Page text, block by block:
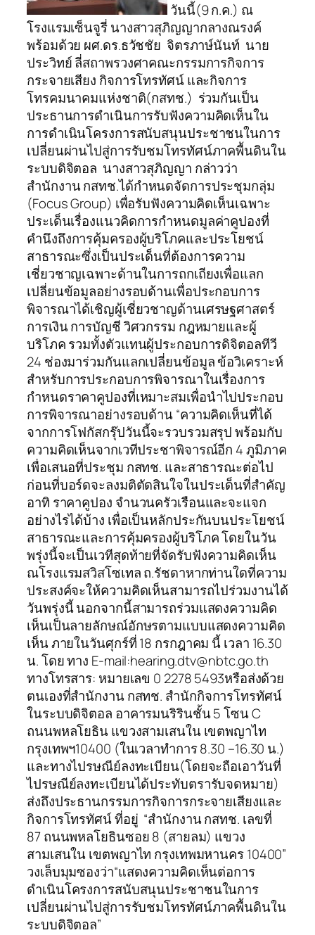
วันนี้(9 ก.ค.) ณ
โรงแรมเซ็นจูรี่ นางสาวสุภิญญากลางณรงค์
พร้อมด้วย ผศ.ดร.ธวัชชัย จิตรภาษ์นันท์ นาย
ประวิทย์ ลี่สถาพรวงศาคณะกรรมการกิจการ
กระจายเสียง กิจการโทรทัศน์ และกิจการ
โทรคมนาคมแห่งชาติ(กสทช.) ร่วมกันเป็น
ประธานการดำเนินการรับฟังความคิดเห็นใน
การดำเนินโครงการสนับสนุนประชาชนในการ
เปลี่ยนผ่านไปสู่การรับชมโทรทัศน์ภาคพื้นดินใน
ระบบดิจิตอล นางสาวสุภิญญา กล่าวว่า
สำนักงาน กสทช.ได้กำหนดจัดการประชุมกลุ่ม
(Focus Group) เพื่อรับฟังความคิดเห็นเฉพาะ
ประเด็นเรื่องแนวคิดการกำหนดมูลค่าคูปองที่
คำนึงถึงการคุ้มครองผู้บริโภคและประโยชน์
สาธารณะซึ่งเป็นประเด็นที่ต้องการความ
เชี่ยวชาญเฉพาะด้านในการถกเถียงเพื่อแลก
เปลี่ยนข้อมูลอย่างรอบด้านเพื่อประกอบการ
พิจารณาได้เชิญผู้เชี่ยวชาญด้านเศรษฐศาสตร์
การเงิน การบัญชี วิศวกรรม กฎหมายและผู้
บริโภค รวมทั้งตัวแทนผู้ประกอบการดิจิตอลทีวี
24 ช่องมาร่วมกันแลกเปลี่ยนข้อมูล ข้อวิเคราะห์
สำหรับการประกอบการพิจารณาในเรื่องการ
กำหนดราคาคูปองที่เหมาะสมเพื่อนำไปประกอบ
การพิจารณาอย่างรอบด้าน “ความคิดเห็นที่ได้
จากการโฟกัสกรุ๊ปวันนี้จะรวบรวมสรุป พร้อมกับ
ความคิดเห็นจากเวทีประชาพิจารณ์อีก 4 ภูมิภาค
เพื่อเสนอที่ประชุม กสทช. และสาธารณะต่อไป
ก่อนที่บอร์ดจะลงมติตัดสินใจในประเด็นที่สำคัญ
อาทิ ราคาคูปอง จำนวนครัวเรือนและจะแจก
อย่างไรได้บ้าง เพื่อเป็นหลักประกันบนประโยชน์
สาธารณะและการคุ้มครองผู้บริโภค โดยในวัน
พรุ่งนี้จะเป็นเวทีสุดท้ายที่จัดรับฟังความคิดเห็น
ณโรงแรมสวิสโซเทล ถ.รัชดาหากท่านใดที่ความ
ประสงค์จะให้ความคิดเห็นสามารถไปร่วมงานได้
วันพรุ่งนี้ นอกจากนี้สามารถร่วมแสดงความคิด
เห็นเป็นลายลักษณ์อักษรตามแบบแสดงความคิด
เห็น ภายในวันศุกร์ที่ 18 กรกฎาคม นี้ เวลา 16.30
น. โดย ทาง E-mail:hearing.dtv@nbtc.go.th
ทางโทรสาร: หมายเลข 0 2278 5493หรือส่งด้วย
ตนเองที่สำนักงาน กสทช. สำนักกิจการโทรทัศน์
ในระบบดิจิตอล อาคารมนริรินชั้น 5 โซน C
ถนนพหลโยธิน แขวงสามเสนใน เขตพญาไท
กรุงเทพฯ10400 (ในเวลาทำการ 8.30 –16.30 น.)
และทางไปรษณีย์ลงทะเบียน(โดยจะถือเอาวันที่
ไปรษณีย์ลงทะเบียนได้ประทับตรารับจดหมาย)
ส่งถึงประธานกรรมการกิจการกระจายเสียงและ
กิจการโทรทัศน์ ที่อยู่ “สำนักงาน กสทช. เลขที่
87 ถนนพหลโยธินซอย 8 (สายลม) แขวง
สามเสนใน เขตพญาไท กรุงเทพมหานคร 10400”
วงเล็บมุมซองว่า“แสดงความคิดเห็นต่อการ
ดำเนินโครงการสนับสนุนประชาชนในการ
เปลี่ยนผ่านไปสู่การรับชมโทรทัศน์ภาคพื้นดินใน
ระบบดิจิตอล”